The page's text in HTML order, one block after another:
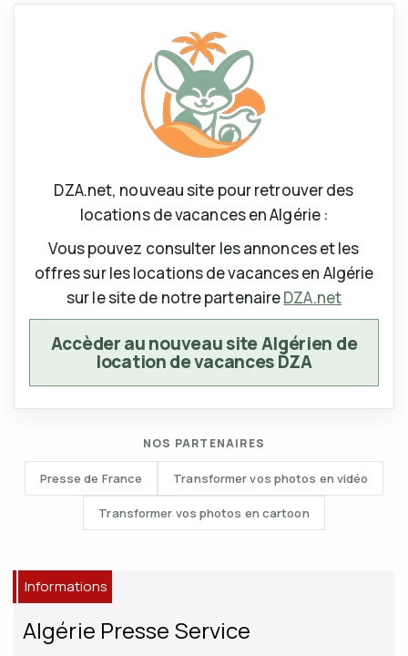
DZA.net, nouveau site pour retrouver des
locations de vacances en Algérie :
Vous pouvez consulter les annonces et les
offres sur les locations de vacances en Algérie
sur le site de notre partenaireDZA.net
Accèder au nouveau site Algérien de
location de vacances DZA
NOS PARTENAIRES
Presse de France Transformer vos photos en vidéo
Transformer vos photos en cartoon
Informations